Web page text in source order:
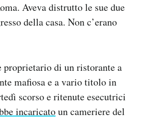
Aveva distrutto le sue due
della casa. Non c’erano
proprietario di un ristorante a
mafiosa e a vario titolo in
scorso e ritenute esecutrici
incaricatoun cameriere del